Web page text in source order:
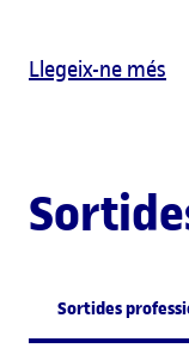
Llegeix-ne més
Sortides